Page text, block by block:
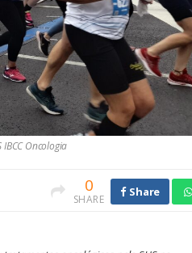
Oncologia
0
SHARE
Share